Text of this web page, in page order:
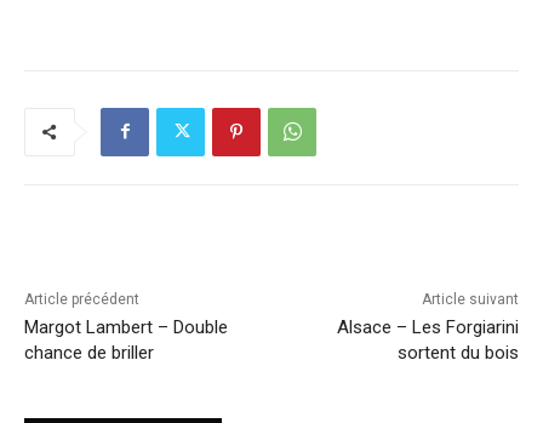
Article précédent
Margot Lambert – Double
chance de briller
Article suivant
Alsace – Les Forgiarini
sortent du bois